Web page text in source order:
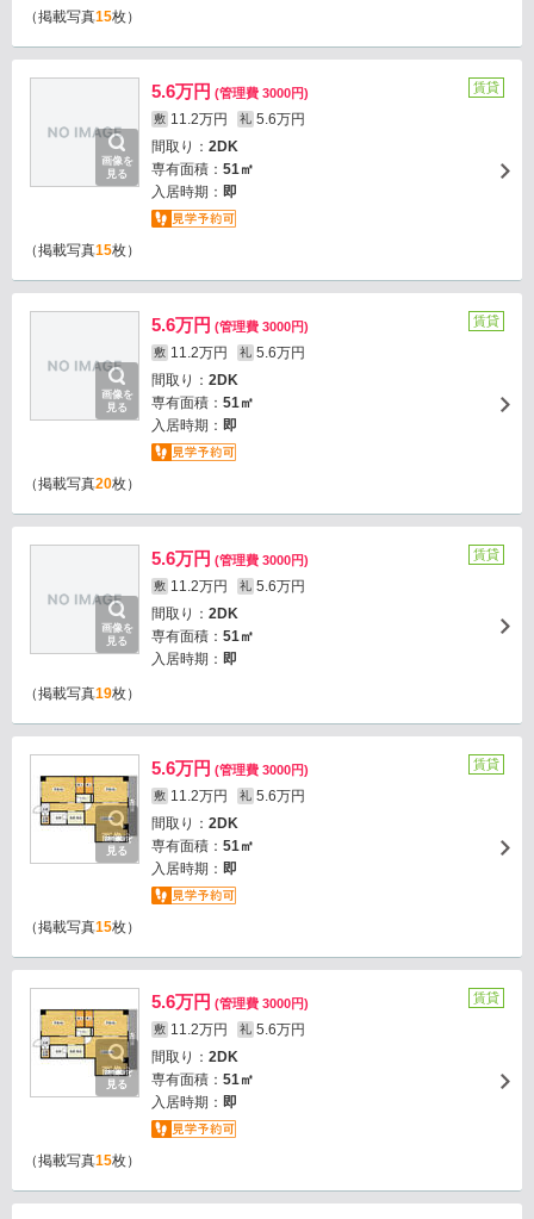
（掲載写真15枚）
画像を
見る
5.6万円 (管理費 3000円)
敷 11.2万円 礼 5.6万円
間取り： 2DK
専有面積： 51㎡
入居時期： 即
賃貸
（掲載写真15枚）
画像を
見る
5.6万円 (管理費 3000円)
敷 11.2万円 礼 5.6万円
間取り： 2DK
専有面積： 51㎡
入居時期： 即
賃貸
（掲載写真20枚）
画像を
見る
5.6万円 (管理費 3000円)
敷 11.2万円 礼 5.6万円
間取り： 2DK
専有面積： 51㎡
入居時期： 即
賃貸
（掲載写真19枚）
画像を
見る
5.6万円 (管理費 3000円)
敷 11.2万円 礼 5.6万円
間取り： 2DK
専有面積： 51㎡
入居時期： 即
賃貸
（掲載写真15枚）
画像を
見る
5.6万円 (管理費 3000円)
敷 11.2万円 礼 5.6万円
間取り： 2DK
専有面積： 51㎡
入居時期： 即
賃貸
（掲載写真15枚）